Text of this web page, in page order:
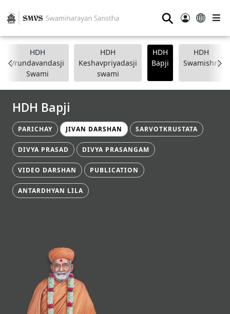
⚲
HDH
Vrundavandasji
Swami
HDH
Keshavpriyadasji
swami
HDH
Bapji
HDH
Swamishri
HDH Bapji
PARICHAY JIVAN DARSHAN SARVOTKRUSTATA
DIVYA PRASAD DIVYA PRASANGAM
VIDEO DARSHAN PUBLICATION
ANTARDHYAN LILA